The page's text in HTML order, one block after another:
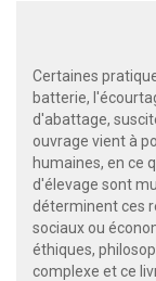
Certaines
batterie,
d'abattage,
ouvrage vient à
humaines, en ce
d'élevage sont
déterminent ces
sociaux ou
éthiques,
complexe et ce